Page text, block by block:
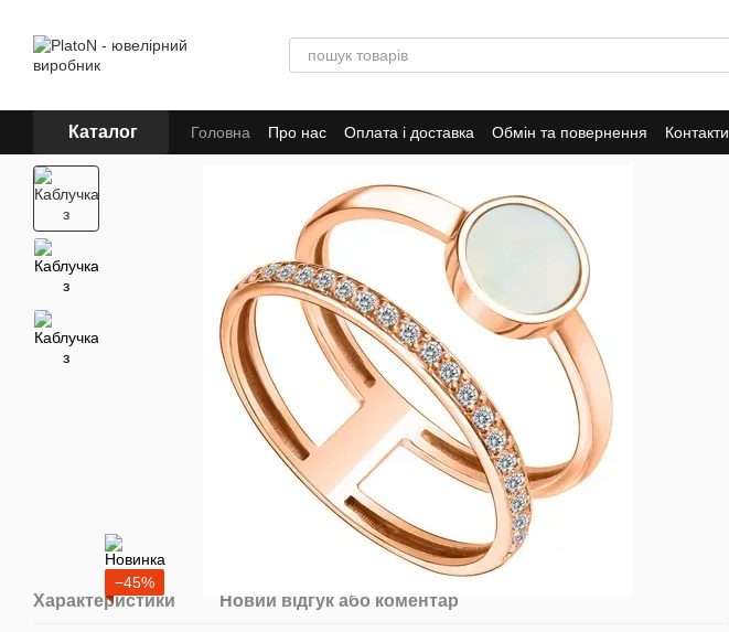
Каталог Головна Про нас Оплата і доставка Обмін та повернення Контакти
−45%
Характеристики Новий відгук або коментар